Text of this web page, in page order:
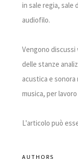
in sale regia, sale
audiofilo.
Vengono
delle stanze
acustica e
musica, per
L'articolo può
AUTHORS